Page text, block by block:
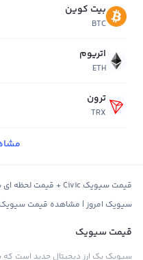
بیت کوین
BTC
اتریوم
ETH
ترون
TRX
سیویک امروز | مشاهده قیمت سیویک
قیمت سیویک